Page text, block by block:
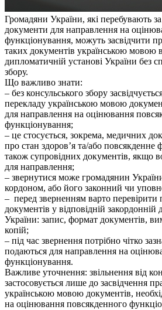
Громадяни України, які перебувають
документи для направлення на
функціонування, можуть засвідчити
таких документів українською мовою
дипломатичній установі України без
збору.
Що важливо знати:
– без консульського збору
перекладу українською мовою
для направлення на оцінювання
функціонування;
– це стосується, зокрема, медичних
про стан здоров’я та/або повсякденне
також супровідних документів, якщо
для направлення;
– звернутися може громадянин
кордоном, або його законний чи
– перед зверненням варто перевірити
документів у відповідній
України: запис, формат документів,
копій;
– під час звернення потрібно чітко
подаються для направлення на
функціонування.
Важливе уточнення: звільнення від
застосовується лише до засвідчення
українською мовою документів,
на оцінювання повсякденного